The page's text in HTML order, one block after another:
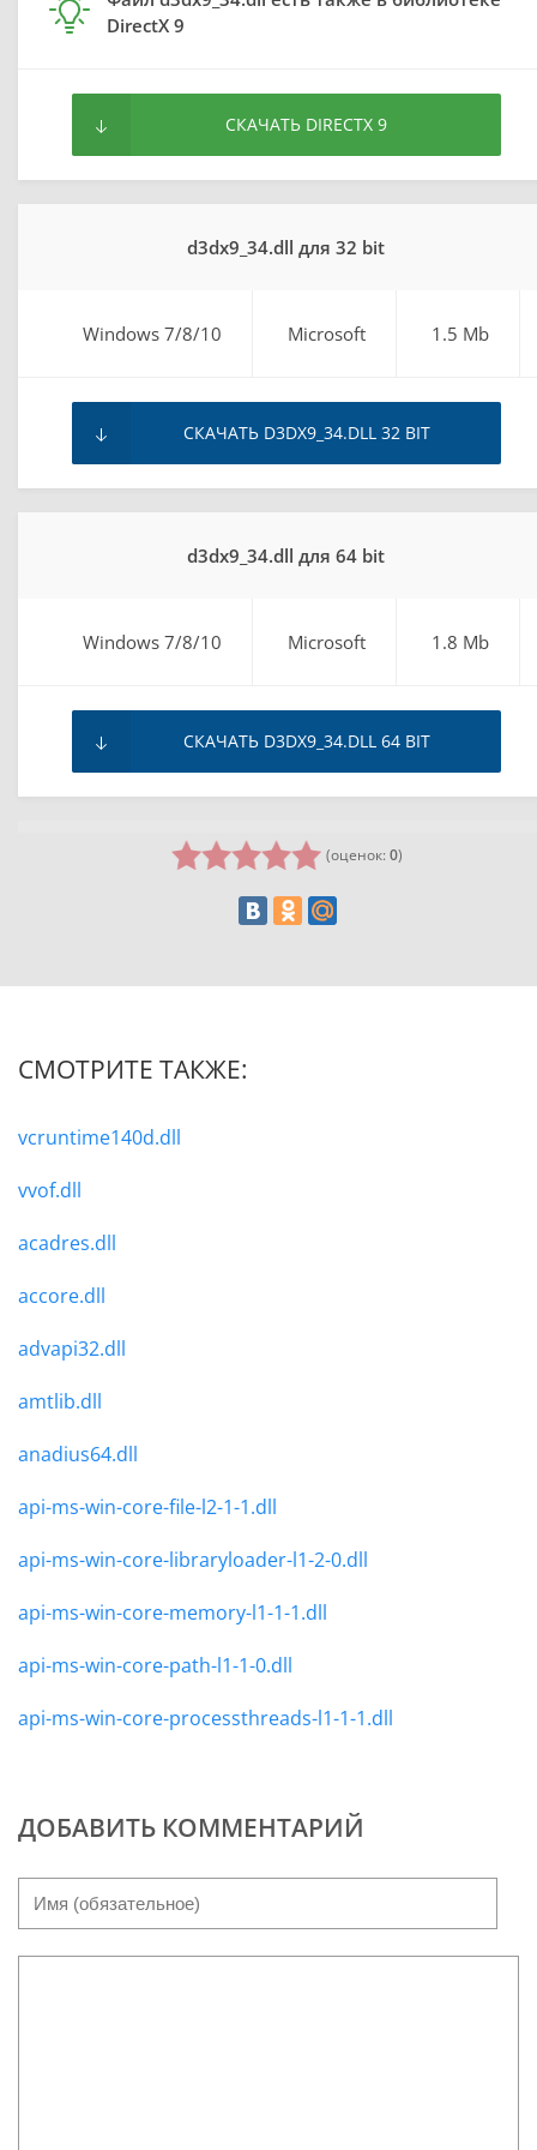
DirectX 9
СКАЧАТЬ DIRECTX 9
d3dx9_34.dll для 32 bit
Windows 7/8/10 Microsoft 1.5 Mb
СКАЧАТЬ D3DX9_34.DLL 32 BIT
d3dx9_34.dll для 64 bit
Windows 7/8/10 Microsoft 1.8 Mb
СКАЧАТЬ D3DX9_34.DLL 64 BIT
(оценок: 0)
СМОТРИТЕ ТАКЖЕ:
vcruntime140d.dll
vvof.dll
acadres.dll
accore.dll
advapi32.dll
amtlib.dll
anadius64.dll
api-ms-win-core-file-l2-1-1.dll
api-ms-win-core-libraryloader-l1-2-0.dll
api-ms-win-core-memory-l1-1-1.dll
api-ms-win-core-path-l1-1-0.dll
api-ms-win-core-processthreads-l1-1-1.dll
ДОБАВИТЬ КОММЕНТАРИЙ